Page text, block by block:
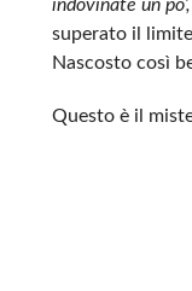
indovinate un
superato il
Nascosto così
Questo è il